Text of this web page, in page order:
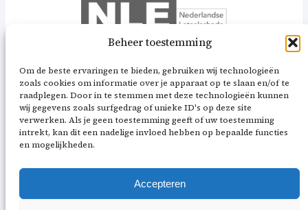
Beheer toestemming
Om de beste ervaringen te bieden, gebruiken wij technologieën
zoals cookies om informatie over je apparaat op te slaan en/of te
raadplegen. Door in te stemmen met deze technologieën kunnen
wij gegevens zoals surfgedrag of unieke ID's op deze site
verwerken. Als je geen toestemming geeft of uw toestemming
intrekt, kan dit een nadelige invloed hebben op bepaalde functies
en mogelijkheden.
Accepteren